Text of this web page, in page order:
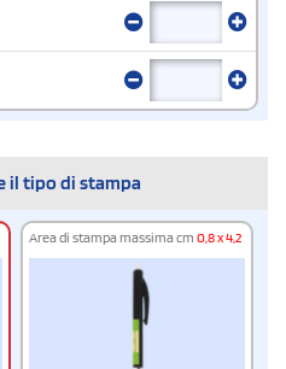
il tipo di stampa
Area di stampa massima cm 0,8 x 4,2